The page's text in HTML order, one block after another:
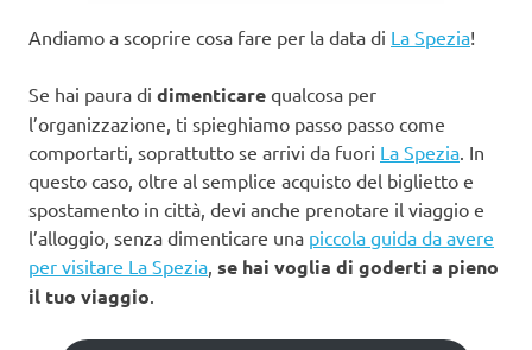
Andiamo a scoprire cosa fare per la data di La Spezia!
Se hai paura di dimenticare qualcosa per
l’organizzazione, ti spieghiamo passo passo come
comportarti, soprattutto se arrivi da fuori La Spezia . In
questo caso, oltre al semplice acquisto del biglietto e
spostamento in città, devi anche prenotare il viaggio e
l’alloggio, senza dimenticare una piccola guida da avere
per visitare La Spezia se hai voglia di goderti a pieno
il tuo viaggio